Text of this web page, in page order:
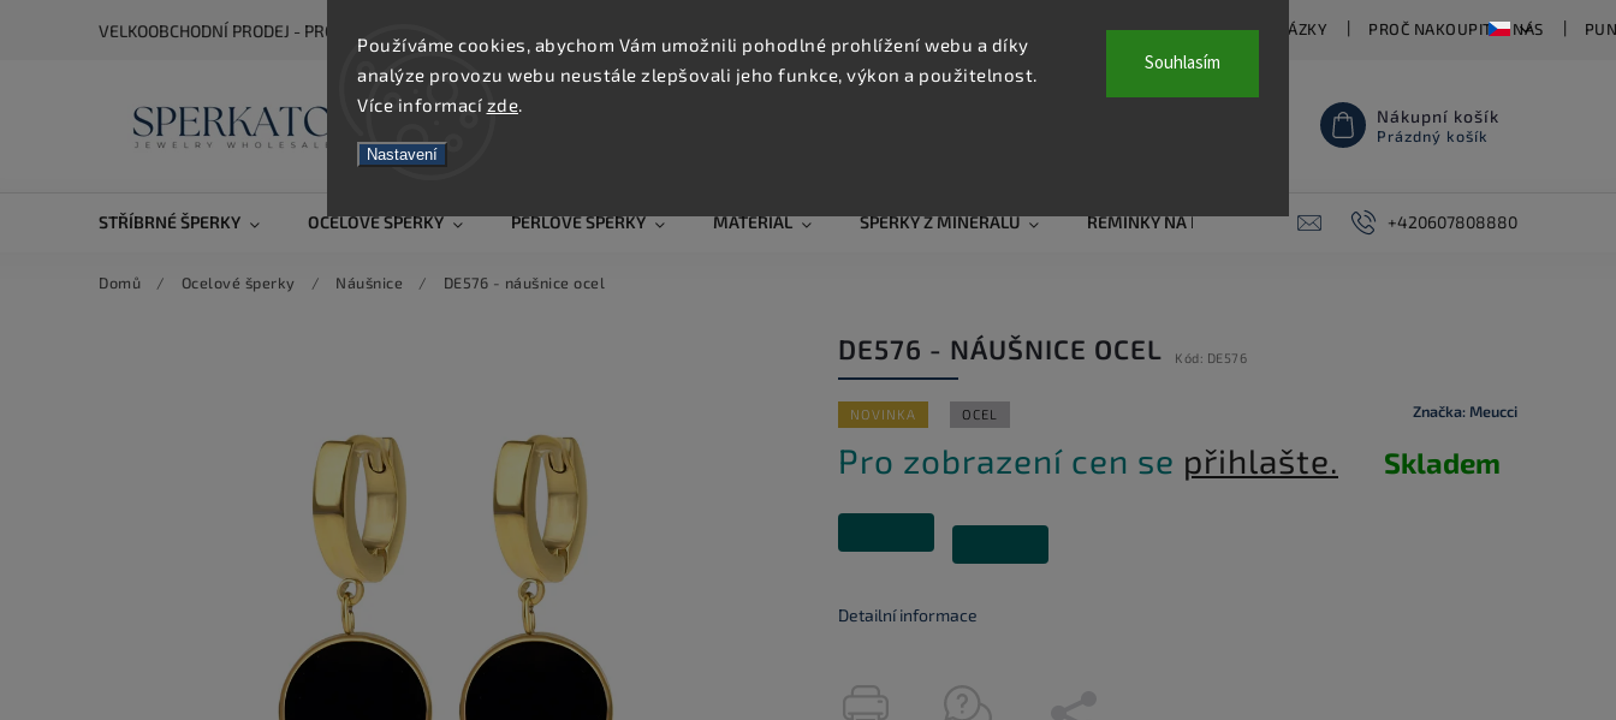
Používáme cookies, abychom Vám umožnili pohodlné prohlížení webu a díky
analýze provozu webu neustále zlepšovali jeho funkce, výkon a použitelnost.
Více informací zde.
Nastavení
Souhlasím
VELKOOBCHODNÍ PRODEJ - PRO ZOBRAZENÍ CEN SE REGISTRUJTE ČASTO KLADENÉ OTÁZKY PROČ NAKOUPIT U NÁS
Nákupní košík
Prázdný košík
STŘÍBRNÉ ŠPERKY OCELOVÉ ŠPERKY PERLOVÉ ŠPERKY MATERIÁL ŠPERKY Z MINERÁLŮ ŘEMÍNKY NA HODINKY AKCE PIERCING
+420607808880
Domů / Ocelové šperky / Náušnice / DE576 - náušnice ocel
DE576 - NÁUŠNICE OCEL Kód: DE576
NOVINKA OCEL Značka: Meucci
Pro zobrazení cen se přihlašte. Skladem
Detailní informace